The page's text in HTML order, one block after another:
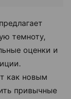
темноту,
оценки и
как новым
привычные